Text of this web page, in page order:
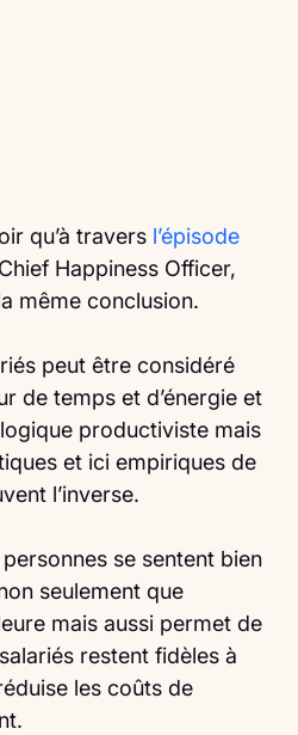
qu’à travers l’épisode
Happiness Officer,
même conclusion.
peut être considéré
de temps et d’énergie et
productiviste mais
et ici empiriques de
l’inverse.
se sentent bien
seulement que
mais aussi permet de
restent fidèles à
les coûts de